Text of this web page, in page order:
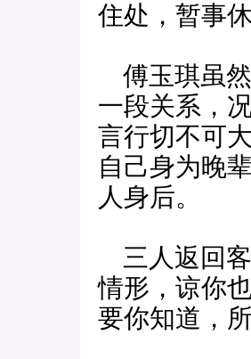
住处，暂事休
傅玉琪虽
一段关系，
言行切不可
自己身为晚
人身后。
三人返回客
情形，谅你
要你知道，